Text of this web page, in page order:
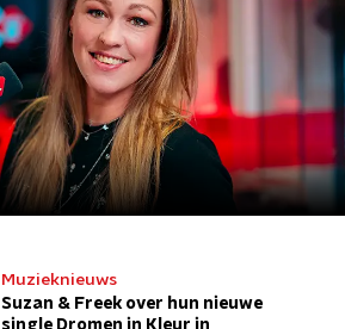
Muzieknieuws
Suzan & Freek over hun nieuwe
single Dromen in Kleur in